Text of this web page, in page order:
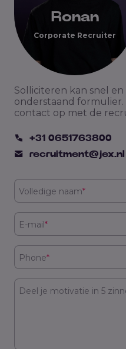
Ronan
Corporate Recruiter
Solliciteren kan snel
onderstaand formulier.
contact op met de
+31 0651763800
recruitment@jex.nl
Volledige naam*
E-mail*
Phone*
Deel je motivatie in 5